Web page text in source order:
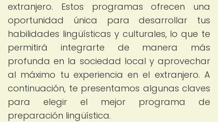
extranjero. Estos programas ofrecen una
oportunidad única para desarrollar tus
habilidades lingüísticas y culturales, lo que te
permitirá integrarte de manera más
profunda en la sociedad local y aprovechar
al máximo tu experiencia en el extranjero. A
continuación, te presentamos algunas claves
para elegir el mejor programa de
preparación lingüística.